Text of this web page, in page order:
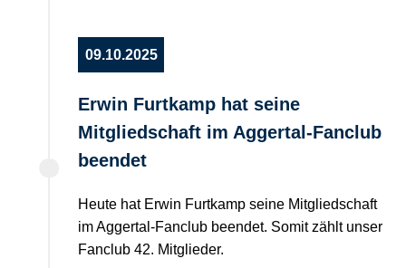
09.10.2025
Erwin Furtkamp hat seine
Mitgliedschaft im Aggertal-Fanclub
beendet
Heute hat Erwin Furtkamp seine Mitgliedschaft
im Aggertal-Fanclub beendet. Somit zählt unser
Fanclub 42. Mitglieder.